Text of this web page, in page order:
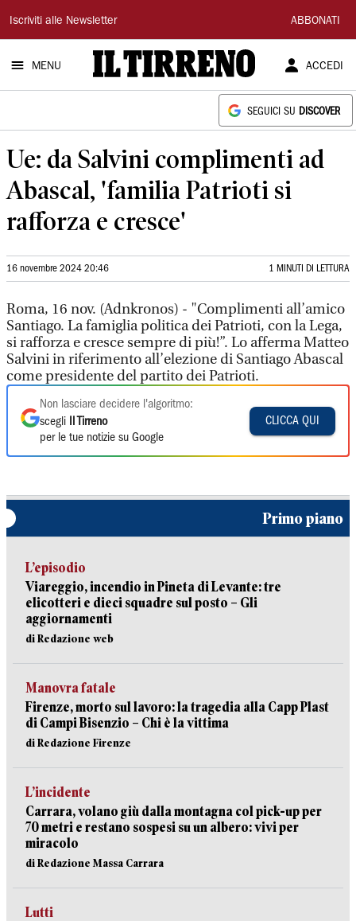
Il
Tirreno
Iscriviti alle Newsletter ABBONATI
MENU ACCEDI
SEGUICI SU DISCOVER
Ue: da Salvini complimenti ad
Abascal, 'familia Patrioti si
rafforza e cresce'
16 novembre 2024 20:46 1 MINUTI DI LETTURA
Roma, 16 nov. (Adnkronos) - "Complimenti all’amico
Santiago. La famiglia politica dei Patrioti, con la Lega,
si rafforza e cresce sempre di più!”. Lo afferma Matteo
Salvini in riferimento all’elezione di Santiago Abascal
come presidente del partito dei Patrioti.
Non lasciare decidere l'algoritmo:
scegli
Il Tirreno
per le tue notizie su Google
CLICCA QUI
Primo piano
L’episodio
Viareggio, incendio in Pineta di Levante: tre
elicotteri e dieci squadre sul posto – Gli
aggiornamenti
di Redazione web
Manovra fatale
Firenze, morto sul lavoro: la tragedia alla Capp Plast
di Campi Bisenzio – Chi è la vittima
di Redazione Firenze
L’incidente
Carrara, volano giù dalla montagna col pick-up per
70 metri e restano sospesi su un albero: vivi per
miracolo
di Redazione Massa Carrara
Lutti